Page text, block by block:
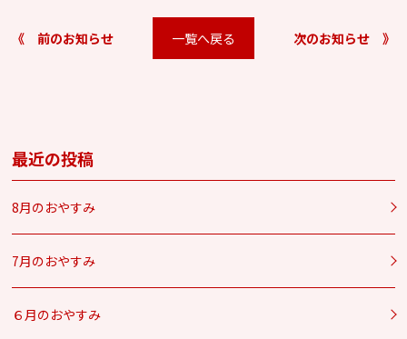
《 前のお知らせ 一覧へ戻る 次のお知らせ 》
最近の投稿
8月のおやすみ
7月のおやすみ
６月のおやすみ